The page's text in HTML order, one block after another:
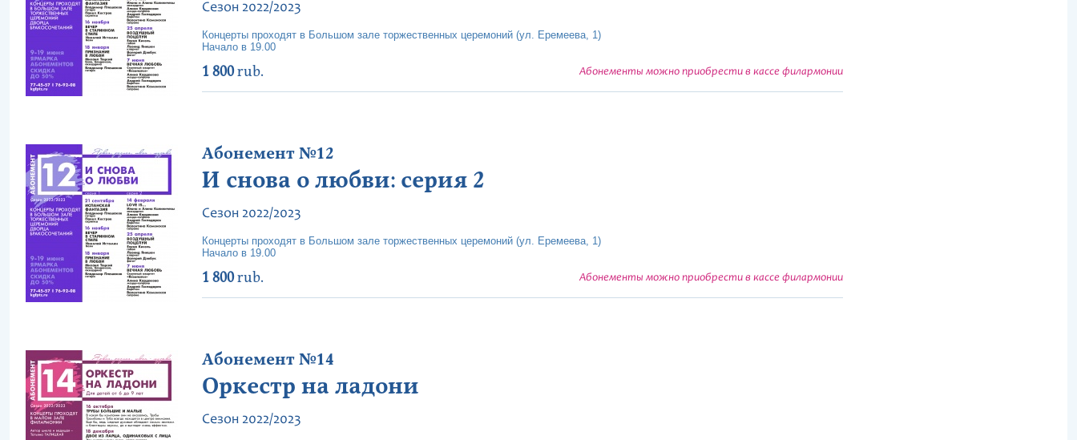
Сезон 2022/2023
Концерты проходят в Большом зале торжественных церемоний (ул. Еремеева, 1)
Начало в 19.00
1 800rub. Абонементы можно приобрести в кассе филармонии
Абонемент №12
И снова о любви: серия 2
Сезон 2022/2023
Концерты проходят в Большом зале торжественных церемоний (ул. Еремеева, 1)
Начало в 19.00
1 800rub. Абонементы можно приобрести в кассе филармонии
Абонемент №14
Оркестр на ладони
Сезон 2022/2023